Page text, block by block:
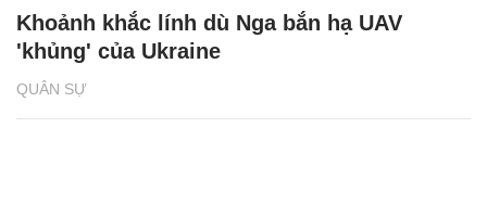
QUÂN SỰ
Khoảnh khắc lính dù Nga bắn hạ UAV
'khủng' của Ukraine